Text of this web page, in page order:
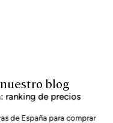
blog
ranking de precios
de España para comprar